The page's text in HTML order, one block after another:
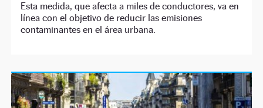
Esta medida, que afecta a miles de conductores, va en
línea con el objetivo de reducir las emisiones
contaminantes en el área urbana.